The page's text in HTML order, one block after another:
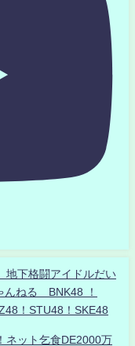
下格闘アイドルだい
んねる BNK48 ！
！STU48！SKE48
ネット乞食DE2000万